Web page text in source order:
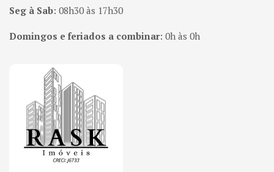
Seg à Sab: 08h30 às 17h30
Domingos e feriados a combinar: 0h às 0h
Página inicial